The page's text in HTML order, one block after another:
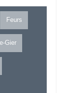
Feurs
Gier